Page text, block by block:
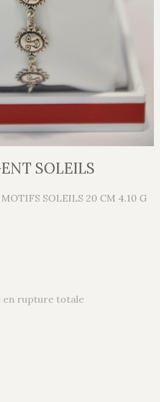
SOLEILS
SOLEILS 20 CM 4.10 G
en rupture totale